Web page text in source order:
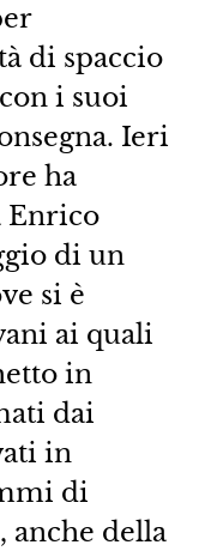
di spaccio
i suoi
Ieri
ha
Enrico
di un
si è
ai quali
in
dai
in
di
anche della